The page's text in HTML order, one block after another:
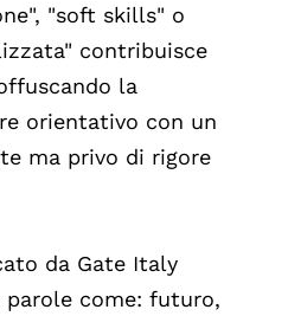
"soft skills" o
contribuisce
la
orientativo con un
ma privo di rigore
da Gate Italy
come: futuro,